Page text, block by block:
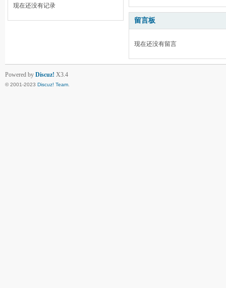
现在还没有记录
留言板
现在还没有留言
Powered by Discuz! X3.4
© 2001-2023 Discuz! Team